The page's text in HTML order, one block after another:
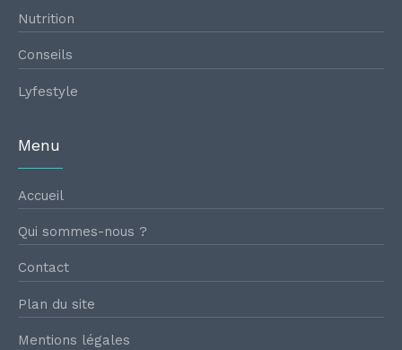
Nutrition
Conseils
Lyfestyle
Menu
Accueil
Qui sommes-nous ?
Contact
Plan du site
Mentions légales